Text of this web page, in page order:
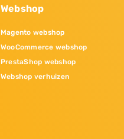
Webshop
Magento webshop
WooCommerce webshop
PrestaShop webshop
Webshop verhuizen